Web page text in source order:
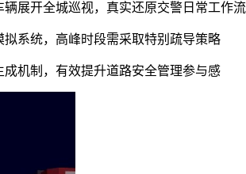
辆展开全城巡视，真实还原交警日常工作
拟系统，高峰时段需采取特别疏导策略
成机制，有效提升道路安全管理参与感